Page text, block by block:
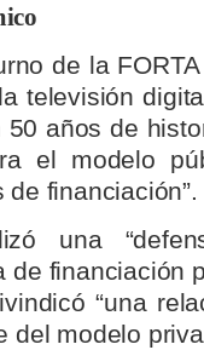
de la
televisión
años de
el modelo
financiación”.
una
de financiación
“una
del modelo